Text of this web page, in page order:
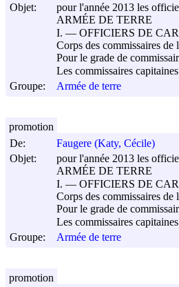
Objet:
pour l'année 2013 les
ARMÉE DE TERRE
I. ― OFFICIERS DE
Corps des commissaires de
Pour le grade de
Les commissaires capitaines
Groupe:
Armée de terre
De:
Faugere (Katy, Cécile)
Objet:
pour l'année 2013 les
ARMÉE DE TERRE
I. ― OFFICIERS DE
Corps des commissaires de
Pour le grade de
Les commissaires capitaines
Groupe:
Armée de terre
promotion
promotion